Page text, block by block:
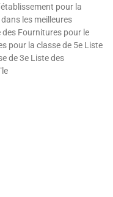
pour la
les meilleures
des Fournitures pour le
pour la classe de 5e Liste
de 3e Liste des